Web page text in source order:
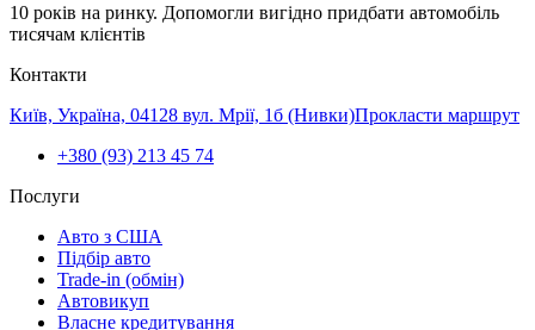
10 років на ринку. Допомогли вигідно придбати автомобіль
тисячам клієнтів
Контакти
Київ, Україна, 04128 вул. Мрії, 1б (Нивки)Прокласти маршрут
+380 (93) 213 45 74
Послуги
Авто з США
Підбір авто
Trade-in (обмін)
Автовикуп
Власне кредитування